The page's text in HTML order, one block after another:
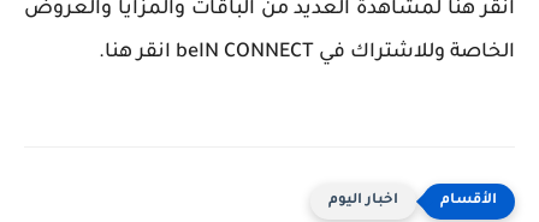
انقر هنا لمشاهدة العديد من الباقات والمزايا والعروض
الخاصة وللاشتراك في beIN CONNECT انقر هنا.
اخبار اليوم